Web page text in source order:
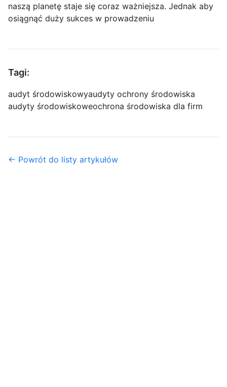
naszą planetę staje się coraz ważniejsza. Jednak aby
osiągnąć duży sukces w prowadzeniu
Tagi:
audyt środowiskowyaudyty ochrony środowiska
audyty środowiskoweochrona środowiska dla firm
← Powrót do listy artykułów